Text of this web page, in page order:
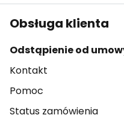
Obsługa klienta
Odstąpienie od
Kontakt
Pomoc
Status zamówienia